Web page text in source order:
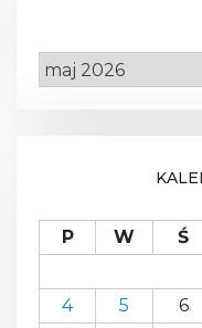
A
R
P W Ś
4
5 6